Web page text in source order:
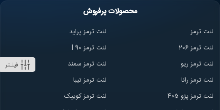
فیلـتر
محصولات پرفروش
لنت ترمز
لنت ترمز پراید
لنت ترمز 206
لنت ترمز l 90
لنت ترمز ریو
لنت ترمز سمند
لنت ترمز رانا
لنت ترمز تیبا
لنت ترمز پژو 405
لنت ترمز کوییک